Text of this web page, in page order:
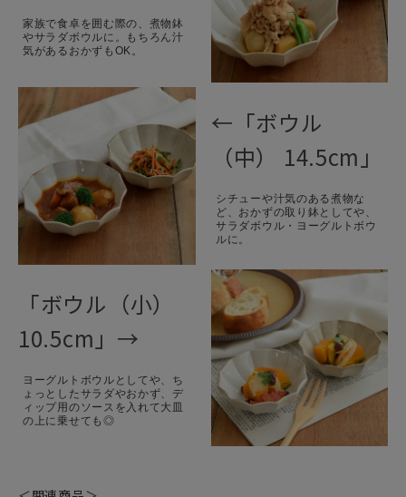
家族で食卓を囲む際の、煮物鉢
やサラダボウルに。もちろん汁
気があるおかずもOK。
←「ボウル
（中） 14.5cm」
シチューや汁気のある煮物な
ど、おかずの取り鉢としてや、
サラダボウル・ヨーグルトボウ
ルに。
「ボウル（小）
10.5cm」→
ヨーグルトボウルとしてや、ち
ょっとしたサラダやおかず、デ
ィップ用のソースを入れて大皿
の上に乗せても◎